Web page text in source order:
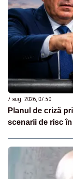
7 aug. 2026, 07:50
Planul de criză
scenarii de risc